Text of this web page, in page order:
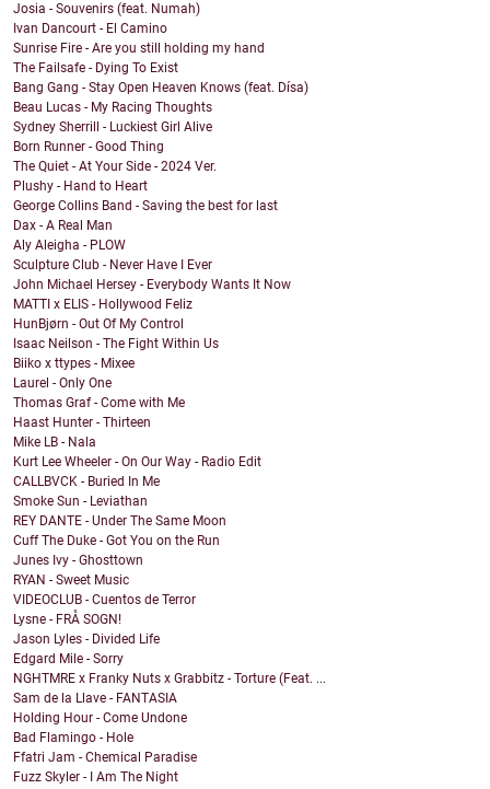
Josia - Souvenirs (feat. Numah)
Ivan Dancourt - El Camino
Sunrise Fire - Are you still holding my hand
The Failsafe - Dying To Exist
Bang Gang - Stay Open Heaven Knows (feat. Dísa)
Beau Lucas - My Racing Thoughts
Sydney Sherrill - Luckiest Girl Alive
Born Runner - Good Thing
The Quiet - At Your Side - 2024 Ver.
Plushy - Hand to Heart
George Collins Band - Saving the best for last
Dax - A Real Man
Aly Aleigha - PLOW
Sculpture Club - Never Have I Ever
John Michael Hersey - Everybody Wants It Now
MATTI x ELIS - Hollywood Feliz
HunBjørn - Out Of My Control
Isaac Neilson - The Fight Within Us
Biiko x ttypes - Mixee
Laurel - Only One
Thomas Graf - Come with Me
Haast Hunter - Thirteen
Mike LB - Nala
Kurt Lee Wheeler - On Our Way - Radio Edit
CALLBVCK - Buried In Me
Smoke Sun - Leviathan
REY DANTE - Under The Same Moon
Cuff The Duke - Got You on the Run
Junes Ivy - Ghosttown
RYAN - Sweet Music
VIDEOCLUB - Cuentos de Terror
Lysne - FRÅ SOGN!
Jason Lyles - Divided Life
Edgard Mile - Sorry
NGHTMRE x Franky Nuts x Grabbitz - Torture (Feat. ...
Sam de la Llave - FANTASIA
Holding Hour - Come Undone
Bad Flamingo - Hole
Ffatri Jam - Chemical Paradise
Fuzz Skyler - I Am The Night